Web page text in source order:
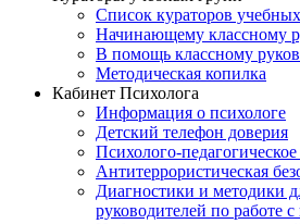
Список кураторов
Начинающему классному
В помощь классному
Методическая копилка
Кабинет Психолога
Информация о психологе
Детский телефон доверия
Психолого-
Антитеррористическая
Диагностики и методики
руководителей по работе